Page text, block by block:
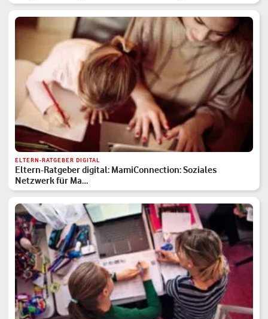
ELTERN-RATGEBER DIGITAL
Eltern-Ratgeber digital: MamiConnection: Soziales
Netzwerk für Ma…